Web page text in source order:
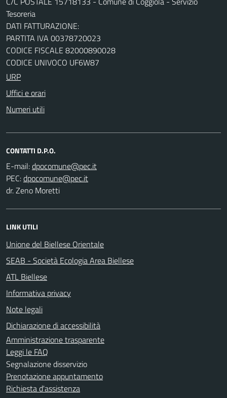
Tesoreria
DATI FATTURAZIONE:
PARTITA IVA 00378720023
CODICE FISCALE 82000890028
CODICE UNIVOCO UF6W87
URP
Uffici e orari
Numeri utili
CONTATTI D.P.O.
E-mail:
PEC:
dr. Zeno Moretti
LINK UTILI
Unione del Biellese Orientale
SEAB - Società Ecologia Area Biellese
ATL Biellese
Informativa privacy
Note legali
Dichiarazione di accessibilità
Amministrazione trasparente
Leggi le FAQ
Segnalazione disservizio
Prenotazione appuntamento
Richiesta d'assistenza